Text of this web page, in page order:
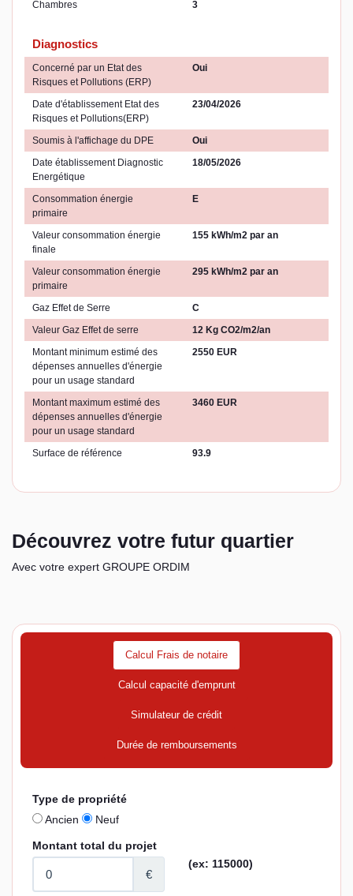
Chambres 3
Diagnostics
Concerné par un Etat des
Risques et Pollutions (ERP)
Oui
Date d'établissement Etat des
Risques et Pollutions(ERP)
23/04/2026
Soumis à l'affichage du DPE
Oui
Date établissement Diagnostic
Energétique
18/05/2026
Consommation énergie
primaire
E
Valeur consommation énergie
finale
155 kWh/m2 par an
Valeur consommation énergie
primaire
295 kWh/m2 par an
Gaz Effet de Serre
C
Valeur Gaz Effet de serre
12 Kg CO2/m2/an
Montant minimum estimé des
dépenses annuelles d'énergie
pour un usage standard
2550 EUR
Montant maximum estimé des
dépenses annuelles d'énergie
pour un usage standard
3460 EUR
Surface de référence 93.9
Découvrez votre futur quartier
Avec votre expert GROUPE ORDIM
Calcul Frais de notaire
Calcul capacité d'emprunt
Simulateur de crédit
Durée de remboursements